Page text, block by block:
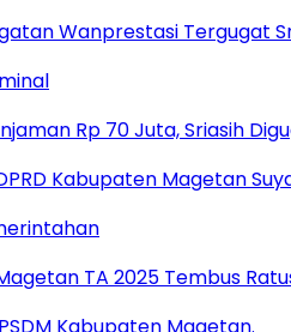
Rp 70 Juta, Sriasih
TA 2025 Tembus